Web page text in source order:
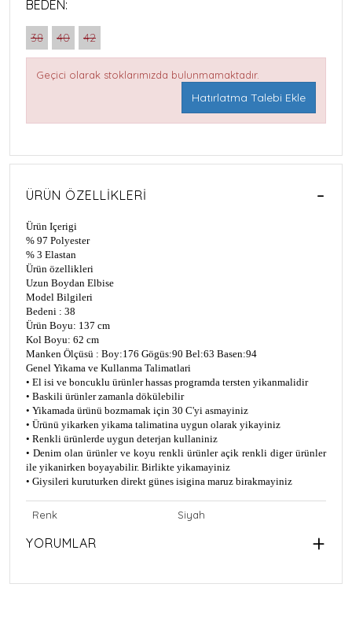
BEDEN:
38 40 42
Geçici olarak stoklarımızda bulunmamaktadır.
Hatırlatma Talebi Ekle
ÜRÜN ÖZELLIKLERI
Ürün Içerigi
% 97 Polyester
% 3 Elastan
Ürün özellikleri
Uzun Boydan Elbise
Model Bilgileri
Bedeni : 38
Ürün Boyu: 137 cm
Kol Boyu: 62 cm
Manken Ölçüsü : Boy:176 Gögüs:90 Bel:63 Basen:94
Genel Yikama ve Kullanma Talimatlari
• El isi ve boncuklu ürünler hassas programda tersten yikanmalidir
• Baskili ürünler zamanla dökülebilir
• Yikamada ürünü bozmamak için 30 C'yi asmayiniz
• Ürünü yikarken yikama talimatina uygun olarak yikayiniz
• Renkli ürünlerde uygun deterjan kullaniniz
• Denim olan ürünler ve koyu renkli ürünler açik renkli diger ürünler
ile yikanirken boyayabilir. Birlikte yikamayiniz
• Giysileri kuruturken direkt günes isigina maruz birakmayiniz
Renk Siyah
YORUMLAR